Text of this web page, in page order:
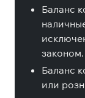
Баланс
законом.
Баланс
или